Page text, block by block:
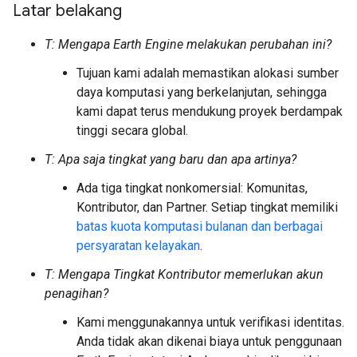
Latar belakang
T: Mengapa Earth Engine melakukan perubahan ini?
Tujuan kami adalah memastikan alokasi sumber
daya komputasi yang berkelanjutan, sehingga
kami dapat terus mendukung proyek berdampak
tinggi secara global.
T: Apa saja tingkat yang baru dan apa artinya?
Ada tiga tingkat nonkomersial: Komunitas,
Kontributor, dan Partner. Setiap tingkat memiliki
batas kuota komputasi bulanan dan berbagai
persyaratan kelayakan.
T: Mengapa Tingkat Kontributor memerlukan akun
penagihan?
Kami menggunakannya untuk verifikasi identitas.
Anda tidak akan dikenai biaya untuk penggunaan